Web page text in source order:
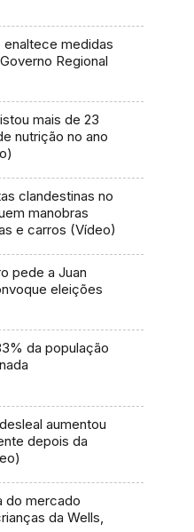
enaltece medidas
Regional
mais de 23
nutrição no ano
clandestinas no
manobras
ilegais de motas e carros (Vídeo)
pede a Juan
eleições
da população
aumentou
depois da
do mercado
da Wells,